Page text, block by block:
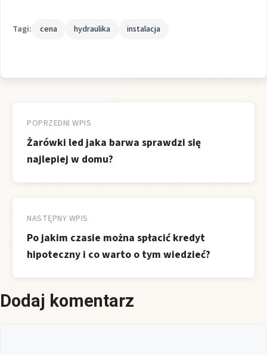
Tagi: cena hydraulika instalacja
wpisu
POPRZEDNI WPIS
Żarówki led jaka barwa sprawdzi się
najlepiej w domu?
NASTĘPNY WPIS
Po jakim czasie można spłacić kredyt
hipoteczny i co warto o tym wiedzieć?
Dodaj komentarz